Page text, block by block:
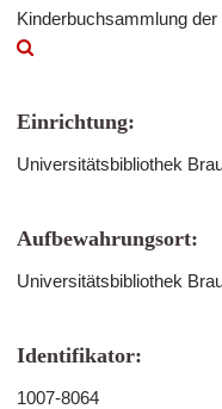
Kinderbuchsammlung
Einrichtung:
Universitätsbibliothek
Aufbewahrungsort:
Universitätsbibliothek
Identifikator:
1007-8064